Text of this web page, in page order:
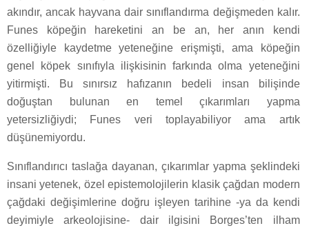
akındır, ancak hayvana dair sınıflandırma değişmeden kalır.
Funes köpeğin hareketini an be an, her anın kendi
özelliğiyle kaydetme yeteneğine erişmişti, ama köpeğin
genel köpek sınıfıyla ilişkisinin farkında olma yeteneğini
yitirmişti. Bu sınırsız hafızanın bedeli insan bilişinde
doğuştan bulunan en temel çıkarımları yapma
yetersizliğiydi; Funes veri toplayabiliyor ama artık
düşünemiyordu.
Sınıflandırıcı taslağa dayanan, çıkarımlar yapma şeklindeki
insani yetenek, özel epistemolojilerin klasik çağdan modern
çağdaki değişimlerine doğru işleyen tarihine -ya da kendi
deyimiyle arkeolojisine- dair ilgisini Borges’ten ilham